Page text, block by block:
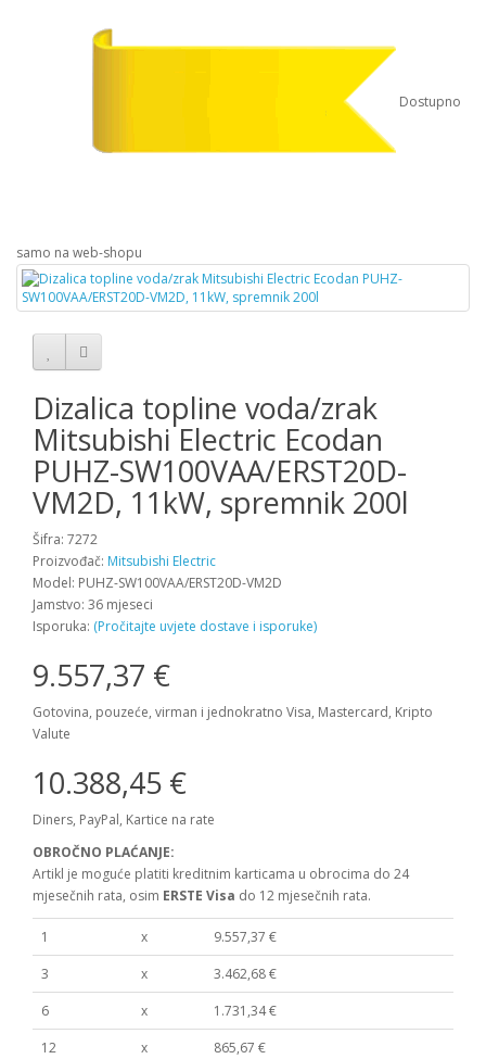
Dostupno
samo na web-shopu
Dizalica topline voda/zrak
Mitsubishi Electric Ecodan
PUHZ-SW100VAA/ERST20D-
VM2D, 11kW, spremnik 200l
Šifra: 7272
Proizvođač: Mitsubishi Electric
Model: PUHZ-SW100VAA/ERST20D-VM2D
Jamstvo: 36 mjeseci
Isporuka: (Pročitajte uvjete dostave i isporuke)
9.557,37 €
Gotovina, pouzeće, virman i jednokratno Visa, Mastercard, Kripto
Valute
10.388,45 €
Diners, PayPal, Kartice na rate
OBROČNO PLAĆANJE:
Artikl je moguće platiti kreditnim karticama u obrocima do 24
mjesečnih rata, osim ERSTE Visa do 12 mjesečnih rata.
1 x
9.557,37 €
3
x
3.462,68 €
6
x
1.731,34 €
12
x
865,67 €